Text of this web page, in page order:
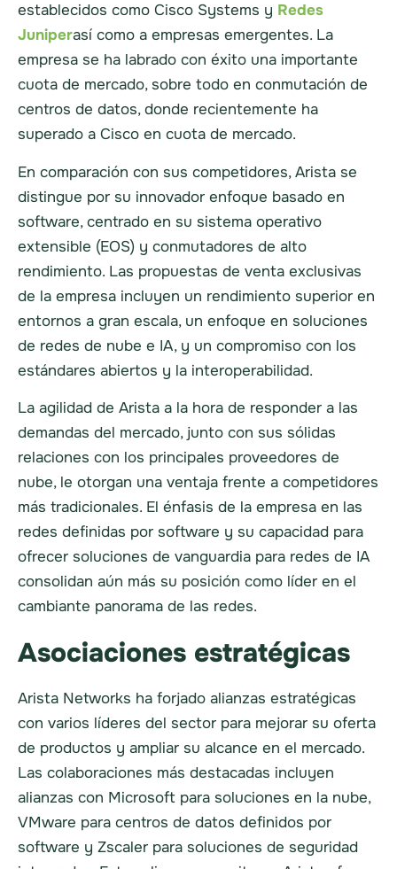
establecidos como Cisco Systems y Redes
Juniperasí como a empresas emergentes. La
empresa se ha labrado con éxito una importante
cuota de mercado, sobre todo en conmutación de
centros de datos, donde recientemente ha
superado a Cisco en cuota de mercado.
En comparación con sus competidores, Arista se
distingue por su innovador enfoque basado en
software, centrado en su sistema operativo
extensible (EOS) y conmutadores de alto
rendimiento. Las propuestas de venta exclusivas
de la empresa incluyen un rendimiento superior en
entornos a gran escala, un enfoque en soluciones
de redes de nube e IA, y un compromiso con los
estándares abiertos y la interoperabilidad.
La agilidad de Arista a la hora de responder a las
demandas del mercado, junto con sus sólidas
relaciones con los principales proveedores de
nube, le otorgan una ventaja frente a competidores
más tradicionales. El énfasis de la empresa en las
redes definidas por software y su capacidad para
ofrecer soluciones de vanguardia para redes de IA
consolidan aún más su posición como líder en el
cambiante panorama de las redes.
Asociaciones estratégicas
Arista Networks ha forjado alianzas estratégicas
con varios líderes del sector para mejorar su oferta
de productos y ampliar su alcance en el mercado.
Las colaboraciones más destacadas incluyen
alianzas con Microsoft para soluciones en la nube,
VMware para centros de datos definidos por
software y Zscaler para soluciones de seguridad